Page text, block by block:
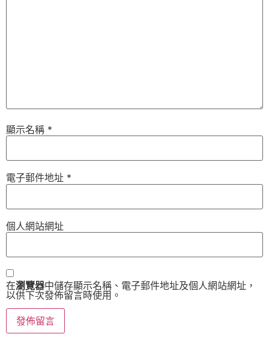
顯示名稱 *
電子郵件地址 *
個人網站網址
在瀏覽器中儲存顯示名稱、電子郵件地址及個人網站網址，
以供下次發佈留言時使用。